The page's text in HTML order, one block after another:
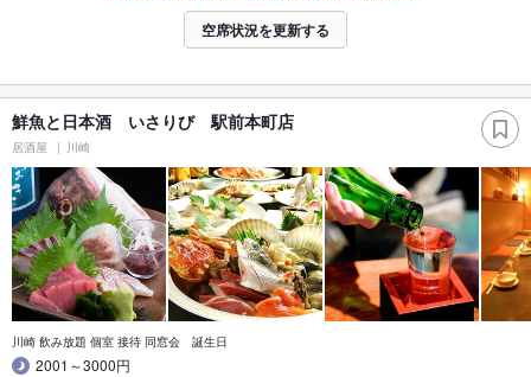
空席状況を更新する
鮮魚と日本酒 いさりび 駅前本町店
居酒屋 川崎
川崎 飲み放題 個室 接待 同窓会 誕生日
2001～3000円